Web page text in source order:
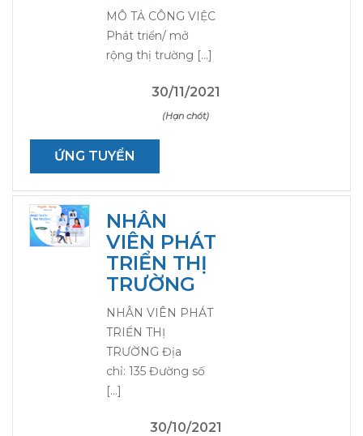
MÔ TẢ CÔNG VIỆC
Phát triển/ mở
rộng thị trường […]
30/11/2021
(Hạn chót)
ỨNG TUYỂN
NHÂN
VIÊN PHÁT
TRIỂN THỊ
TRƯỜNG
NHÂN VIÊN PHÁT
TRIỂN THỊ
TRƯỜNG Địa
chỉ: 135 Đường số
[…]
30/10/2021